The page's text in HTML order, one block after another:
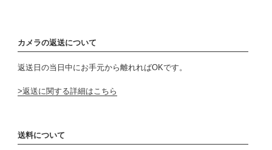
カメラの返送について
返送日の当日中にお手元から離れればOKです。
返送に関する詳細はこちら
送料について